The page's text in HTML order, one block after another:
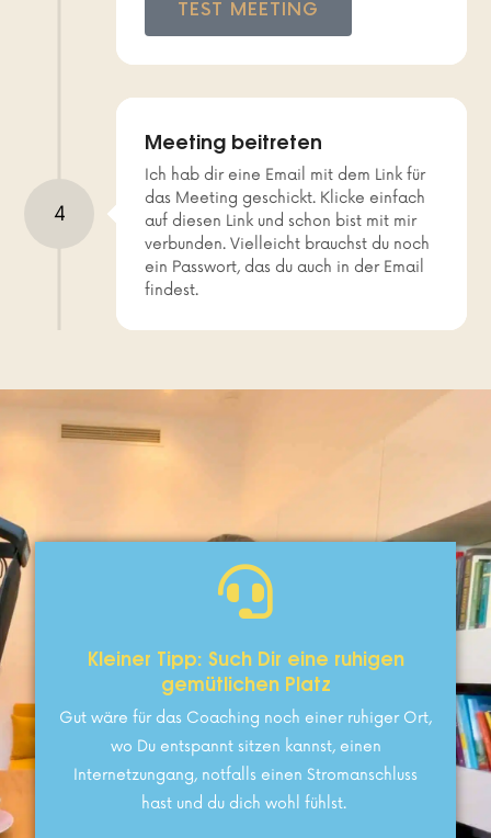
TEST MEETING
Meeting beitreten
Ich hab dir eine Email mit dem Link für
das Meeting geschickt. Klicke einfach
auf diesen Link und schon bist mit mir
verbunden. Vielleicht brauchst du noch
ein Passwort, das du auch in der Email
findest.
4
Kleiner Tipp: Such Dir eine ruhigen
gemütlichen Platz
Gut wäre für das Coaching noch einer ruhiger Ort,
wo Du entspannt sitzen kannst, einen
Internetzungang, notfalls einen Stromanschluss
hast und du dich wohl fühlst. ​